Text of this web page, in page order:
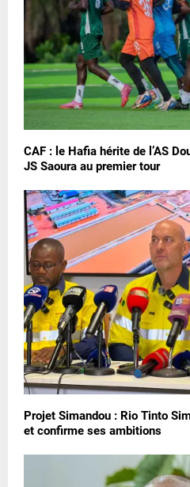
CAF : le Hafia hérite de l’AS
JS Saoura au premier tour
Projet Simandou : Rio Tinto
et confirme ses ambitions